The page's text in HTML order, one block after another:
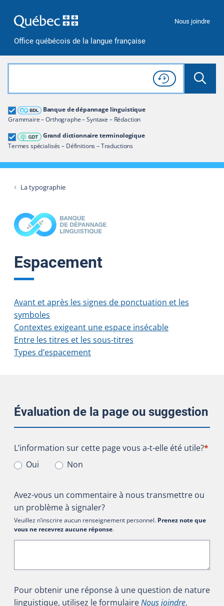
Office québécois de la langue française
Nous joindre
Rechercher dans tout le site
Lancer
Consulter l'
Historique
de recherche
Banque de dépannage linguistique
Grammaire – Orthographe – Syntaxe – Rédaction
Grand dictionnaire terminologique
Termes spécialisés – Définitions – Traductions
Grand dictionnaire terminologique
Restreindre aux termes
La typographie
Espacement
Avant et après les signes de ponctuation et les
symboles
Contextes exigeant une espace insécable
Entre les titres et les sous-titres
Types d’espacement
Évaluation de la page ou suggestion
L’information sur cette page vous a-t-elle été utile?
L’information sur cette page vous a-t-elle été utile?*
Oui
Non
Avez-vous un commentaire à nous transmettre ou
un problème à signaler?
Veuillez n’inscrire aucun renseignement personnel. Prenez note que
vous ne recevrez aucune réponse.
Pour obtenir une réponse à une question de nature
linguistique, utilisez le formulaireNous joindre.